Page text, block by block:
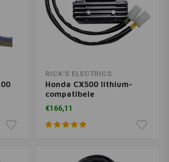
RICK'S ELECTRICS
Honda CX500 lithium-
compatibele
gelijkrichterregelaar
€166,11